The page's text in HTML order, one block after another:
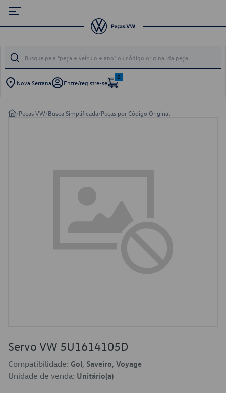
Nova Serrana Entre/registre-se
0
/Peças VW/Busca Simplificada/Peças por Código Original
Servo VW 5U1614105D
Compatibilidade: Gol, Saveiro, Voyage
Unidade de venda: Unitário(a)